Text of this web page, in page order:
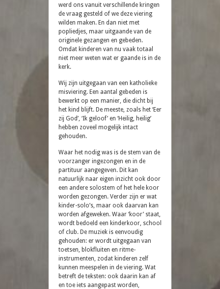
werd ons vanuit verschillende kringen
de vraag gesteld of we deze viering
wilden maken. En dan niet met
popliedjes, maar uitgaande van de
originele gezangen en gebeden.
Omdat kinderen van nu vaak totaal
niet meer weten wat er gaande is in de
kerk.
Wij zijn uitgegaan van een katholieke
misviering. Een aantal gebeden is
bewerkt op een manier, die dicht bij
het kind blijft. De meeste, zoals het ‘Eer
zij God’, ‘Ik geloof’ en ‘Heilig, heilig’
hebben zoveel mogelijk intact
gehouden.
Waar het nodig was is de stem van de
voorzanger ingezongen en in de
partituur aangegeven. Dit kan
natuurlijk naar eigen inzicht ook door
een andere solostem of het hele koor
worden gezongen. Verder zijn er wat
kinder-solo’s, maar ook daarvan kan
worden afgeweken. Waar ‘koor’ staat,
wordt bedoeld een kinderkoor, school
of club. De muziek is eenvoudig
gehouden: er wordt uitgegaan van
toetsen, blokfluiten en ritme-
instrumenten, zodat kinderen zelf
kunnen meespelen in de viering. Wat
betreft de teksten: ook daarin kan af
en toe iets aangepast worden,